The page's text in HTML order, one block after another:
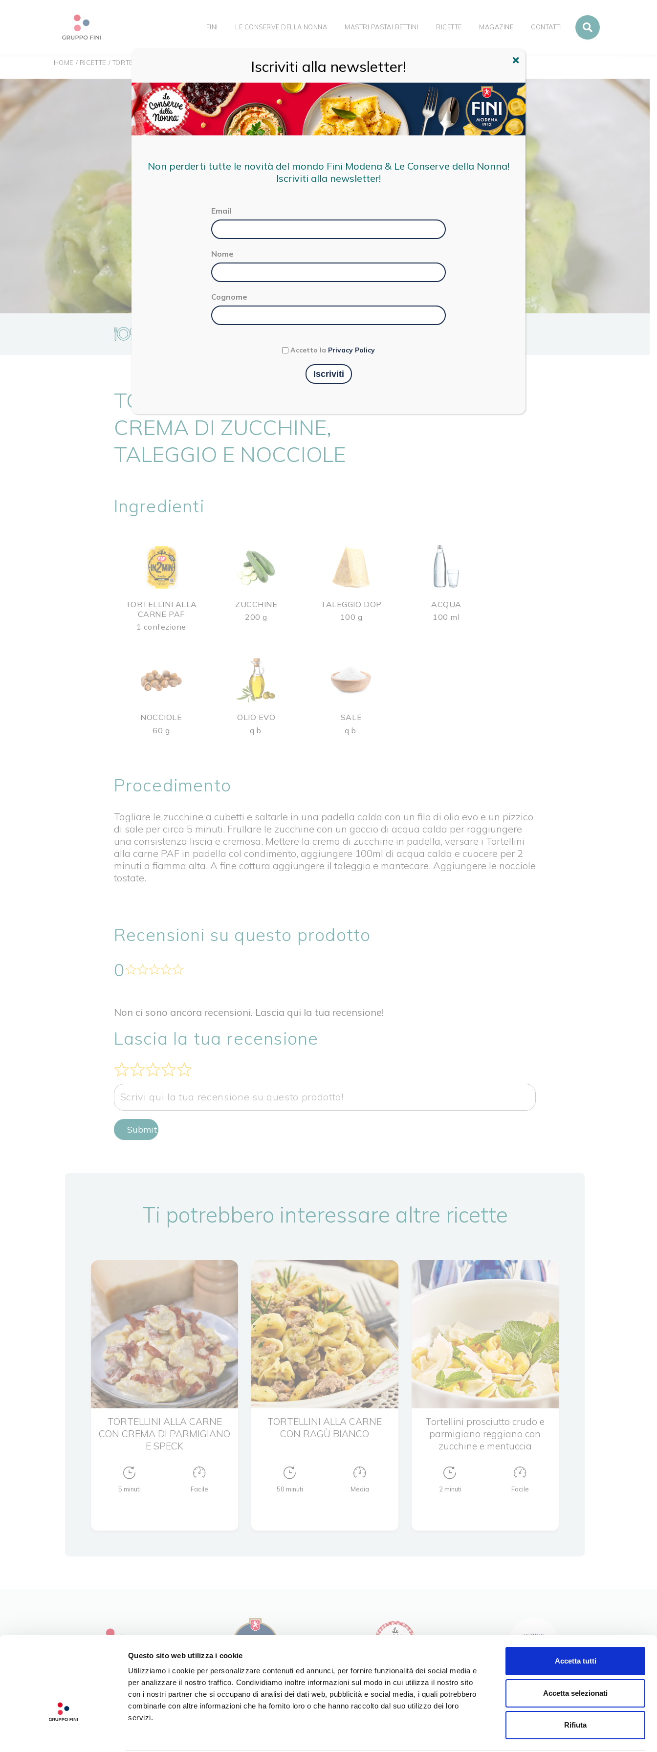
Questo sito web utilizza i cookie
Utilizziamo i cookie per personalizzare contenuti ed annunci, per fornire funzionalità dei social media e
per analizzare il nostro traffico. Condividiamo inoltre informazioni sul modo in cui utilizza il nostro sito
con i nostri partner che si occupano di analisi dei dati web, pubblicità e social media, i quali potrebbero
combinarle con altre informazioni che ha fornito loro o che hanno raccolto dal suo utilizzo dei loro
servizi.
Accetta tutti
Accetta selezionati
Rifiuta
FINI LE CONSERVE DELLA NONNA MASTRI PASTAI BETTINI RICETTE MAGAZINE CONTATTI
HOME / RICETTE / TORTELLINI ALLA CARNE CON CREMA DI ZUCCHINE, TALEGGIO E NOCCIOLE
TORTELLINI ALLA CARNE CON
CREMA DI ZUCCHINE,
TALEGGIO E NOCCIOLE
Ingredienti
TORTELLINI ALLA
CARNE PAF
1 confezione
ZUCCHINE
200 g
TALEGGIO DOP
100 g
ACQUA
100 ml
NOCCIOLE
60 g
OLIO EVO
q.b.
SALE
q.b.
Procedimento
Tagliare le zucchine a cubetti e saltarle in una padella calda con un filo di olio evo e un pizzico
di sale per circa 5 minuti. Frullare le zucchine con un goccio di acqua calda per raggiungere
una consistenza liscia e cremosa. Mettere la crema di zucchine in padella, versare i Tortellini
alla carne PAF in padella col condimento, aggiungere 100ml di acqua calda e cuocere per 2
minuti a fiamma alta. A fine cottura aggiungere il taleggio e mantecare. Aggiungere le nocciole
tostate.
Recensioni su questo prodotto
0
Non ci sono ancora recensioni. Lascia qui la tua recensione!
Lascia la tua recensione
Submit Review
Ti potrebbero interessare altre ricette
TORTELLINI ALLA CARNE
CON CREMA DI PARMIGIANO
E SPECK
5 minuti Facile
TORTELLINI ALLA CARNE
CON RAGÙ BIANCO
50 minuti Media
Tortellini prosciutto crudo e
parmigiano reggiano con
zucchine e mentuccia
2 minuti Facile
LA NOSTRA FILOSOFIA
CONTATTI
I NOSTRI PRODOTTI
LE NOSTRE RICETTE
LA NOSTRA STORIA
I NOSTRI PRODOTTI
LE NOSTRE RICETTE
LA NOSTRA STORIA
I NOSTRI VALORI
LA NOSTRA STORIA
Iscriviti alla newsletter!
Non perderti tutte le novità del mondo Fini Modena & Le Conserve della Nonna!
Iscriviti alla newsletter!
Email
Nome
Cognome
Accetto la Privacy Policy